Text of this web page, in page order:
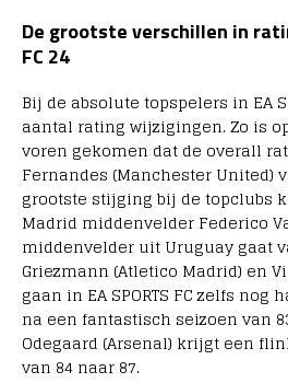
De grootste verschillen in
FC 24
Bij de absolute topspelers in EA
aantal rating wijzigingen. Zo is
voren gekomen dat de overall
Fernandes (Manchester United)
grootste stijging bij de topclubs
Madrid middenvelder Federico
middenvelder uit Uruguay gaat
Griezmann (Atletico Madrid) en
gaan in EA SPORTS FC zelfs
na een fantastisch seizoen van
Odegaard (Arsenal) krijgt een
van 84 naar 87.